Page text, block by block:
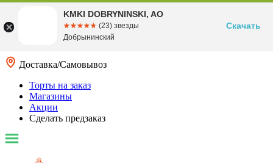
Доставка/Самовывоз
Торты на заказ
Магазины
Акции
Сделать предзаказ
KMKI DOBRYNINSKI, AO
☆☆☆☆☆
★★★★★ (23) звезды
Добрынинский
Скачать